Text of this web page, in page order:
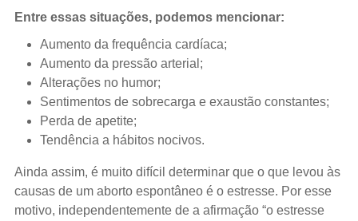
Entre essas situações, podemos mencionar:
Aumento da frequência cardíaca;
Aumento da pressão arterial;
Alterações no humor;
Sentimentos de sobrecarga e exaustão constantes;
Perda de apetite;
Tendência a hábitos nocivos.
Ainda assim, é muito difícil determinar que o que levou às
causas de um aborto espontâneo é o estresse. Por esse
motivo, independentemente de a afirmação “o estresse